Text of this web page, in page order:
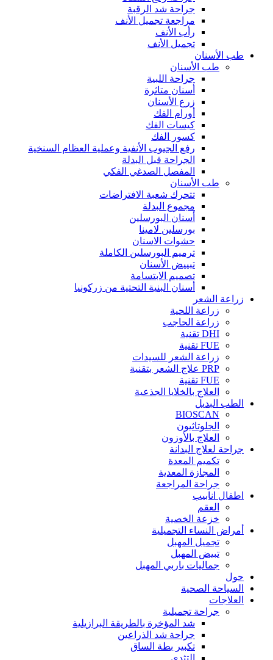
جراحة شد الرقبة
مراجعة تجميل الأنف
رأب الأنف
تجميل الأنف
طب الأسنان
طب الأسنان
جراحة اللبية
أسنان متاثرة
زرع الأسنان
أورام الفك
كيسات الفك
كسور الفك
رفع الجيوب الأنفية وعملية العظام السنخية
الجراحة قبل البدلة
المفصل الصدغي الفكي
طب الأسنان
تتحرك شعبة الافتراضات
مجموع البدلة
أسنان البورسلين
بورسلين لامينا
حشوات الاسنان
ترميم البورسلين الكاملة
تبييض الأسنان
تصميم الابتسامة
أسنان البنية التحتية من زركونيا
زراعة الشعر
زراعة اللحية
زراعة الحاجب
DHI تقنية
FUE تقنية
زراعة الشعر للسيدات
PRP علاج الشعر بتقنية
FUE تقنية
العلاج بالخلايا الجذعية
الطب البديل
BIOSCAN
الجلوتاثيون
العلاج بالأوزون
جراحة لعلاج البدانة
تكميم المعدة
المجازة المعدية
جراحة المراجعة
اطفال انابيب
العقم
خزعة الخصية
أمراض النساء التجميلية
تجميل المهبل
تبيض المهبل
جماليات باربي المهبل
حول
السياحة الصحية
العلاجات
جراحة تجميلية
شد المؤخرة بالطريقة البرازيلية
جراحة شد الذراعين
تكبير بطة الساق